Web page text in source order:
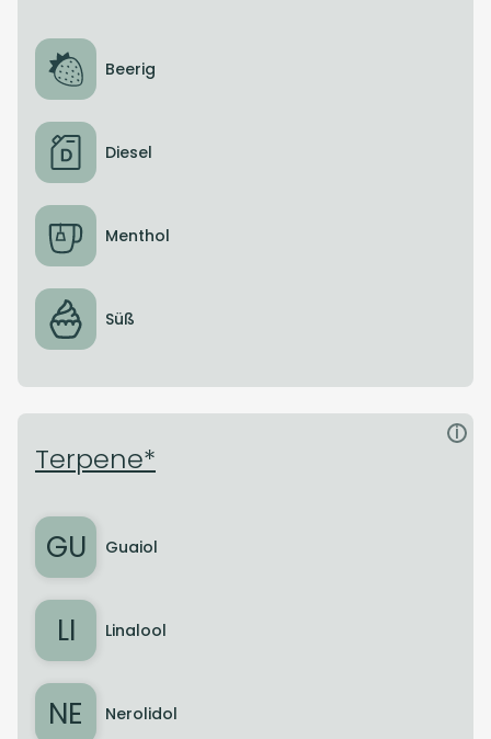
Beerig
Diesel
Menthol
Süß
Terpene*
i
GU Guaiol
LI Linalool
NE Nerolidol